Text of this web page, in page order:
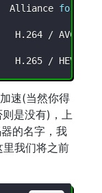
for
/ AVC /
/ HEVC
速(当然你得
是没有)，上
的名字，我
我们将之前